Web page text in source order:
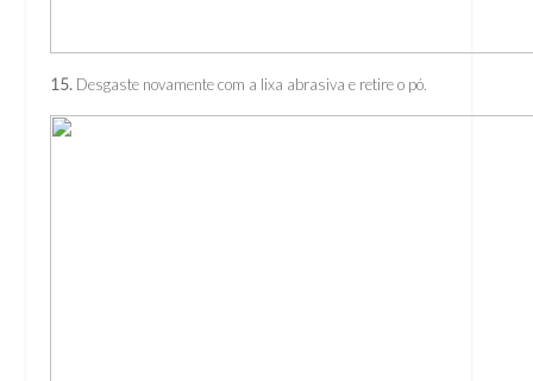
15. Desgaste novamente com a lixa abrasiva e retire o pó.